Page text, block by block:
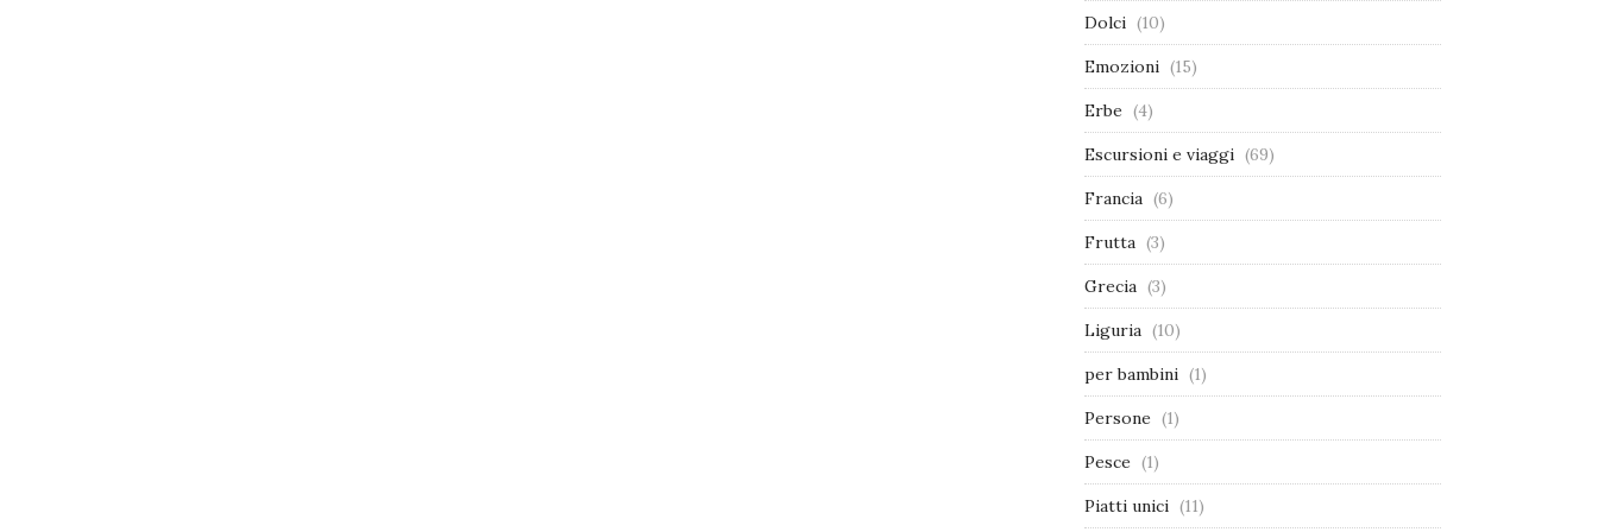
Dolci (10)
Emozioni (15)
Erbe (4)
Escursioni e viaggi (69)
Francia (6)
Frutta (3)
Grecia (3)
Liguria (10)
per bambini (1)
Persone (1)
Pesce (1)
Piatti unici (11)